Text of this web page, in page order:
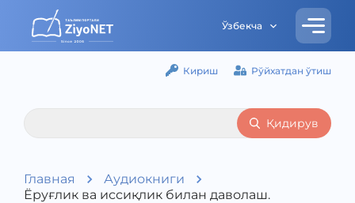
Ўзбекча
Кириш Рўйхатдан ўтиш
Қидирув
Главная
Аудиокниги
Ёруғлик ва иссиқлик билан даволаш.